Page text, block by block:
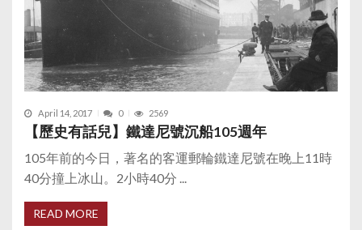
April 14, 2017 0 2569
【歷史有話兒】鐵達尼號沉船105週年
105年前的今日，著名的客運郵輪鐵達尼號在晚上11時
40分撞上冰山。2小時40分 ...
READ MORE